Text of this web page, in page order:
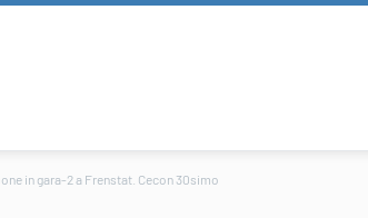
in gara-2 a Frenstat. Cecon 30simo